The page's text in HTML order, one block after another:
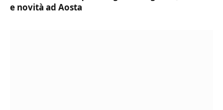
e novità ad Aosta